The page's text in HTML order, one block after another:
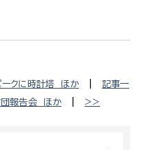
ークに時計塔 ほか
記事一
団報告会 ほか >>